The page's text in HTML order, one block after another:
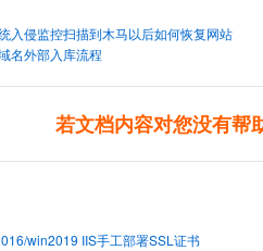
入侵监控扫描到木马以后如何恢复网站
名外部入库流程
若文档内容对您没有帮
win2019 IIS手工部署SSL证书